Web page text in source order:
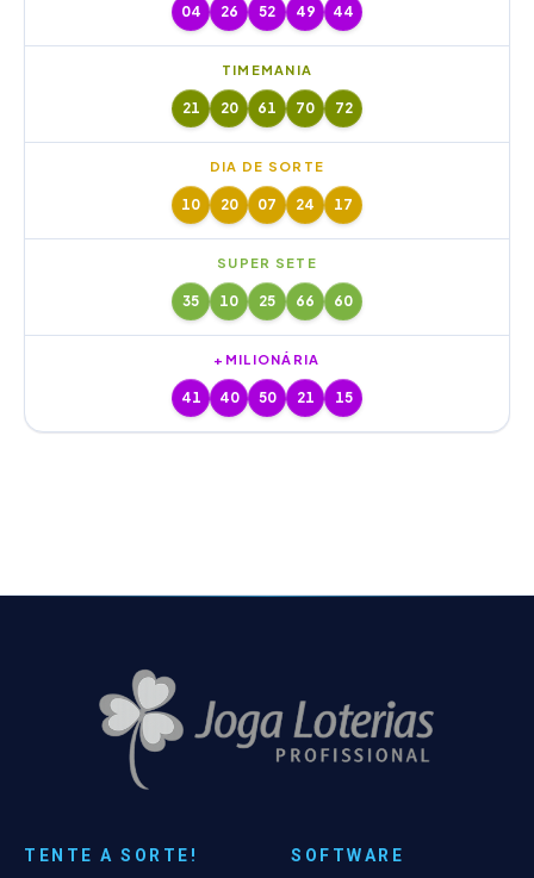
04 26 52 49 44
TIMEMANIA
21 20 61 70 72
DIA DE SORTE
10 20 07 24 17
SUPER SETE
35 10 25 66 60
+MILIONÁRIA
41 40 50 21 15
TENTE A SORTE! SOFTWARE